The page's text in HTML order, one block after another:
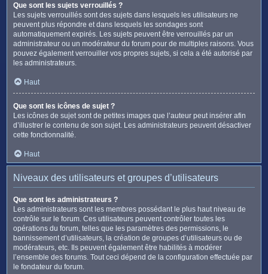
Que sont les sujets verrouillés ?
Les sujets verrouillés sont des sujets dans lesquels les utilisateurs ne
peuvent plus répondre et dans lesquels les sondages sont
automatiquement expirés. Les sujets peuvent être verrouillés par un
administrateur ou un modérateur du forum pour de multiples raisons. Vous
pouvez également verrouiller vos propres sujets, si cela a été autorisé par
les administrateurs.
Haut
Que sont les icônes de sujet ?
Les icônes de sujet sont de petites images que l’auteur peut insérer afin
d’illustrer le contenu de son sujet. Les administrateurs peuvent désactiver
cette fonctionnalité.
Haut
Niveaux des utilisateurs et groupes d’utilisateurs
Que sont les administrateurs ?
Les administrateurs sont les membres possédant le plus haut niveau de
contrôle sur le forum. Ces utilisateurs peuvent contrôler toutes les
opérations du forum, telles que les paramètres des permissions, le
bannissement d’utilisateurs, la création de groupes d’utilisateurs ou de
modérateurs, etc. Ils peuvent également être habilités à modérer
l’ensemble des forums. Tout ceci dépend de la configuration effectuée par
le fondateur du forum.